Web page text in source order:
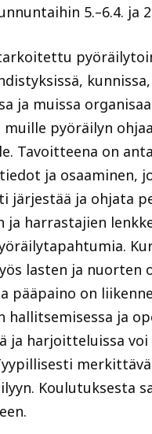
5.–6.4. ja
kunnissa,
ja muissa
muille pyöräilyn
Tavoitteena on
ja osaaminen,
järjestää ja ohjata
ja harrastajien
lasten ja nuorten
pääpaino on
hallitsemisessa ja
ja harjoitteluissa
Koulutuksesta